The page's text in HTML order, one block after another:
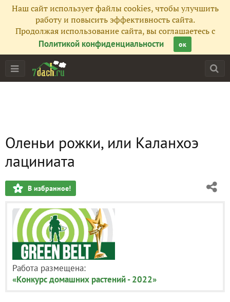
Наш сайт использует файлы cookies, чтобы улучшить
работу и повысить эффективность сайта.
Продолжая использование сайта, вы соглашаетесь с
Политикой конфиденциальности
ок
Оленьи рожки, или Каланхоэ
лациниата
В избранное!
Работа размещена:
«Конкурс домашних растений - 2022»